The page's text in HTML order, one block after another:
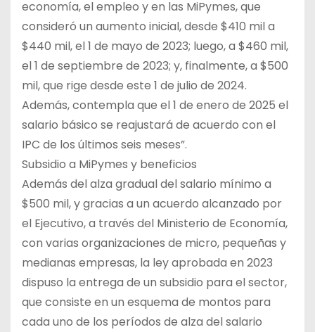
economía, el empleo y en las MiPymes, que
consideró un aumento inicial, desde $410 mil a
$440 mil, el 1 de mayo de 2023; luego, a $460 mil,
el 1 de septiembre de 2023; y, finalmente, a $500
mil, que rige desde este 1 de julio de 2024.
Además, contempla que el 1 de enero de 2025 el
salario básico se reajustará de acuerdo con el
IPC de los últimos seis meses”.
Subsidio a MiPymes y beneficios
Además del alza gradual del salario mínimo a
$500 mil, y gracias a un acuerdo alcanzado por
el Ejecutivo, a través del Ministerio de Economía,
con varias organizaciones de micro, pequeñas y
medianas empresas, la ley aprobada en 2023
dispuso la entrega de un subsidio para el sector,
que consiste en un esquema de montos para
cada uno de los períodos de alza del salario